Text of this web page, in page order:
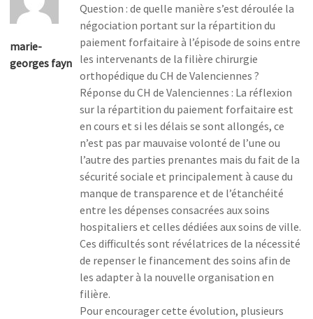
marie-
georges fayn
Question : de quelle manière s’est déroulée la
négociation portant sur la répartition du
paiement forfaitaire à l’épisode de soins entre
les intervenants de la filière chirurgie
orthopédique du CH de Valenciennes ?
Réponse du CH de Valenciennes : La réflexion
sur la répartition du paiement forfaitaire est
en cours et si les délais se sont allongés, ce
n’est pas par mauvaise volonté de l’une ou
l’autre des parties prenantes mais du fait de la
sécurité sociale et principalement à cause du
manque de transparence et de l’étanchéité
entre les dépenses consacrées aux soins
hospitaliers et celles dédiées aux soins de ville.
Ces difficultés sont révélatrices de la nécessité
de repenser le financement des soins afin de
les adapter à la nouvelle organisation en
filière.
Pour encourager cette évolution, plusieurs